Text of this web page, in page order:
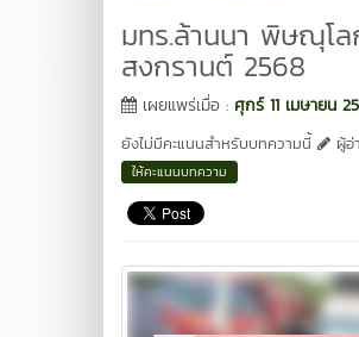
มทร.ล้านนา พิษณุโ
สงกรานต์ 2568
เผยแพร่เมื่อ : ศุกร์ 11 เมษายน
ยังไม่มีคะแนนสำหรับบทความนี้
ผู้อ่
ให้คะแนนบทความ